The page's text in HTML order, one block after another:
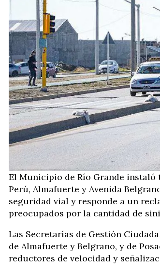
El Municipio de Río Grande instaló
Perú, Almafuerte y Avenida
seguridad vial y responde a un
preocupados por la cantidad de
Las Secretarías de Gestión
de Almafuerte y Belgrano, y de
reductores de velocidad y